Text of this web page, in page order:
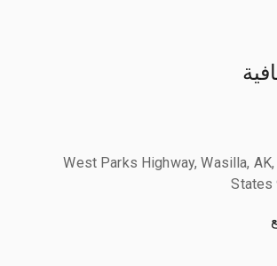
7450 West Parks Highway, Wasilla,
States